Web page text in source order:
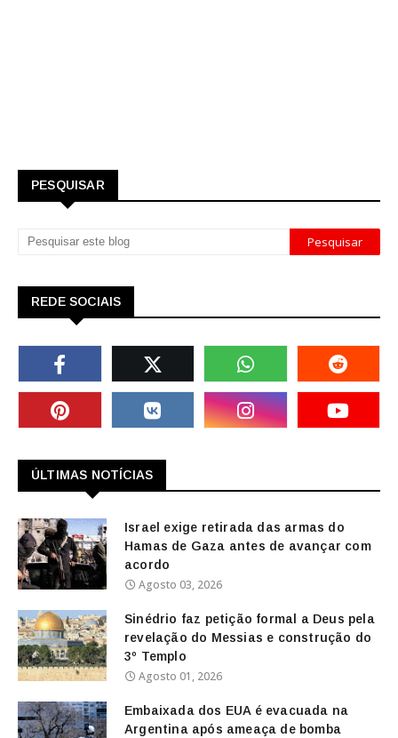
PESQUISAR
REDE SOCIAIS
ÚLTIMAS NOTÍCIAS
Israel exige retirada das armas do
Hamas de Gaza antes de avançar com
acordo
Agosto 03, 2026
Sinédrio faz petição formal a Deus pela
revelação do Messias e construção do
3º Templo
Agosto 01, 2026
Embaixada dos EUA é evacuada na
Argentina após ameaça de bomba